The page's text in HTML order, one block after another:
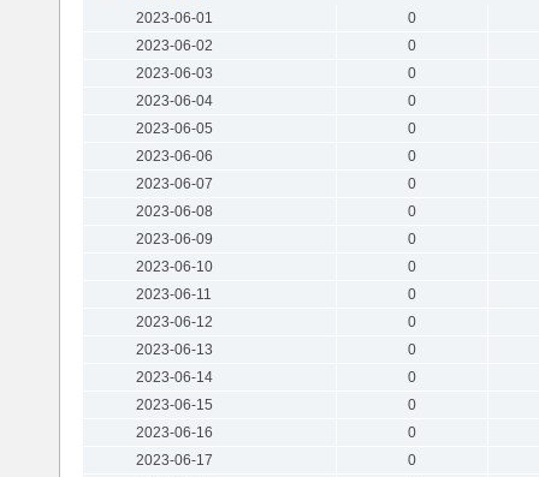
2023-06-01
0
2023-06-02
0
2023-06-03
0
2023-06-04
0
2023-06-05
0
2023-06-06
0
2023-06-07
0
2023-06-08
0
2023-06-09
0
2023-06-10
0
2023-06-11
0
2023-06-12
0
2023-06-13
0
2023-06-14
0
2023-06-15
0
2023-06-16
0
2023-06-17
0